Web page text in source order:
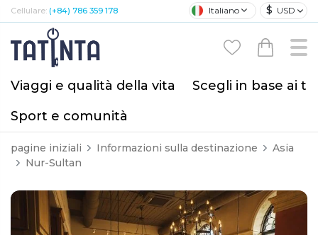
Cellulare: (+84) 786 359 178 Italiano $ USD
Viaggi e qualità della vita
Scegli in base ai
Sport e comunità
pagine iniziali Informazioni sulla destinazione
Asia
Nur-Sultan